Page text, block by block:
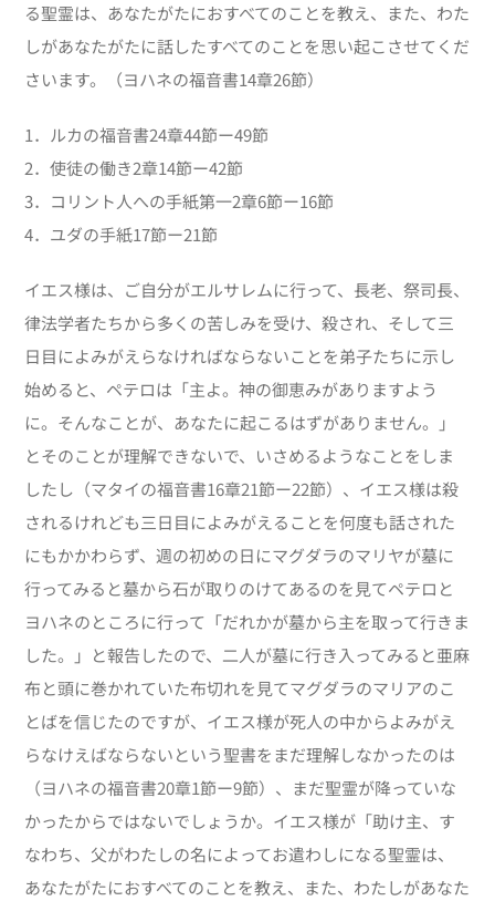
る聖霊は、あなたがたにおすべてのことを教え、また、わた
しがあなたがたに話したすべてのことを思い起こさせてくだ
さいます。（ヨハネの福音書14章26節）
1．ルカの福音書24章44節ー49節
2．使徒の働き2章14節ー42節
3．コリント人への手紙第一2章6節ー16節
4．ユダの手紙17節ー21節
イエス様は、ご自分がエルサレムに行って、長老、祭司長、
律法学者たちから多くの苦しみを受け、殺され、そして三
日目によみがえらなければならないことを弟子たちに示し
始めると、ペテロは「主よ。神の御恵みがありますよう
に。そんなことが、あなたに起こるはずがありません。」
とそのことが理解できないで、いさめるようなことをしま
したし（マタイの福音書16章21節ー22節）、イエス様は殺
されるけれども三日目によみがえることを何度も話された
にもかかわらず、週の初めの日にマグダラのマリヤが墓に
行ってみると墓から石が取りのけてあるのを見てペテロと
ヨハネのところに行って「だれかが墓から主を取って行きま
した。」と報告したので、二人が墓に行き入ってみると亜麻
布と頭に巻かれていた布切れを見てマグダラのマリアのこ
とばを信じたのですが、イエス様が死人の中からよみがえ
らなけえばならないという聖書をまだ理解しなかったのは
（ヨハネの福音書20章1節ー9節）、まだ聖霊が降っていな
かったからではないでしょうか。イエス様が「助け主、す
なわち、父がわたしの名によってお遣わしになる聖霊は、
あなたがたにおすべてのことを教え、また、わたしがあなた